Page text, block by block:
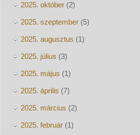
2025. október(2)
2025. szeptember(5)
2025. augusztus (1)
2025. július (3)
2025. május (1)
2025. április (7)
2025. március (2)
2025. február(1)